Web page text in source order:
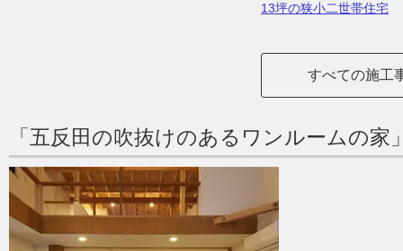
13坪の狭小二世帯住宅
すべての施工
「五反田の吹抜けのあるワンルームの家